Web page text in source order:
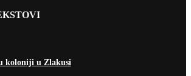
koloniji u Zlakusi